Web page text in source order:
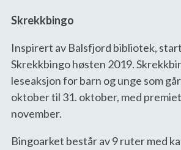
Skrekkbingo
Inspirert av Balsfjord bibliotek,
Skrekkbingo høsten 2019.
leseaksjon for barn og unge som
oktober til 31. oktober, med
november.
Bingoarket består av 9 ruter med